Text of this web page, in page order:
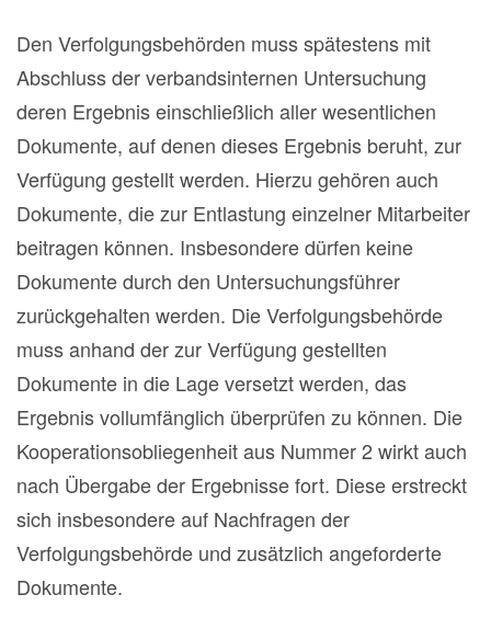
Den Verfolgungsbehörden muss spätestens mit
Abschluss der verbandsinternen Untersuchung
deren Ergebnis einschließlich aller wesentlichen
Dokumente, auf denen dieses Ergebnis beruht, zur
Verfügung gestellt werden. Hierzu gehören auch
Dokumente, die zur Entlastung einzelner Mitarbeiter
beitragen können. Insbesondere dürfen keine
Dokumente durch den Untersuchungsführer
zurückgehalten werden. Die Verfolgungsbehörde
muss anhand der zur Verfügung gestellten
Dokumente in die Lage versetzt werden, das
Ergebnis vollumfänglich überprüfen zu können. Die
Kooperationsobliegenheit aus Nummer 2 wirkt auch
nach Übergabe der Ergebnisse fort. Diese erstreckt
sich insbesondere auf Nachfragen der
Verfolgungsbehörde und zusätzlich angeforderte
Dokumente.